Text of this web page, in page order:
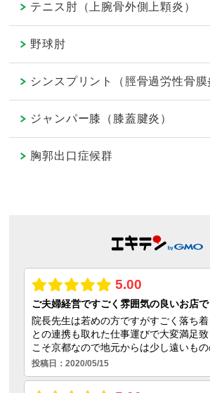
テニス肘（上腕骨外側上顆炎）
野球肘
シンスプリント（脛骨過労性骨膜
ジャンパー膝（膝蓋腱炎）
胸郭出口症候群